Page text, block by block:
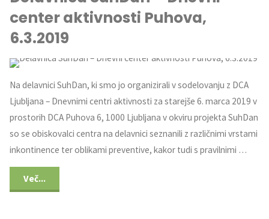
center aktivnosti Puhova,
6.3.2019
Na delavnici SuhDan, ki smo jo organizirali v sodelovanju z DCA
Ljubljana – Dnevnimi centri aktivnosti za starejše 6. marca 2019 v
prostorih DCA Puhova 6, 1000 Ljubljana v okviru projekta SuhDan
so se obiskovalci centra na delavnici seznanili z različnimi vrstami
inkontinence ter oblikami preventive, kakor tudi s pravilnimi …
Več...